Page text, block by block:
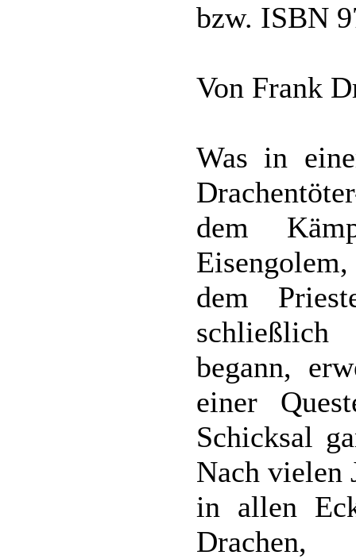
bzw. ISBN
Von Frank
Was in
dem
dem
begann,
einer
Schicksal
Nach vielen
in allen